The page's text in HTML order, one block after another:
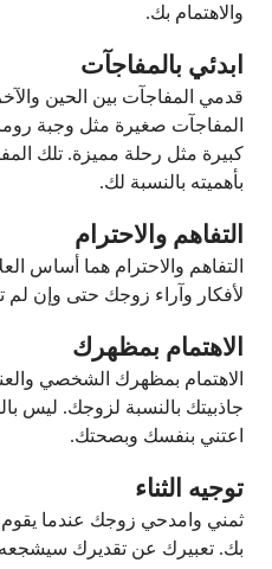
والاهتمام بك.
ابدئي بالمفاجآت
قدمي المفاجآت بين الحين
المفاجآت صغيرة مثل وجبة
كبيرة مثل رحلة مميزة. تلك
بأهميته بالنسبة لك.
التفاهم والاحترام
التفاهم والاحترام هما أساس
لأفكار وآراء زوجك حتى وإن
الاهتمام بمظهرك
الاهتمام بمظهرك الشخصي
جاذبيتك بالنسبة لزوجك. ليس
اعتني بنفسك وبصحتك.
توجيه الثناء
ثمني وامدحي زوجك عندما يقوم
بك. تعبيرك عن تقديرك سيشجعه